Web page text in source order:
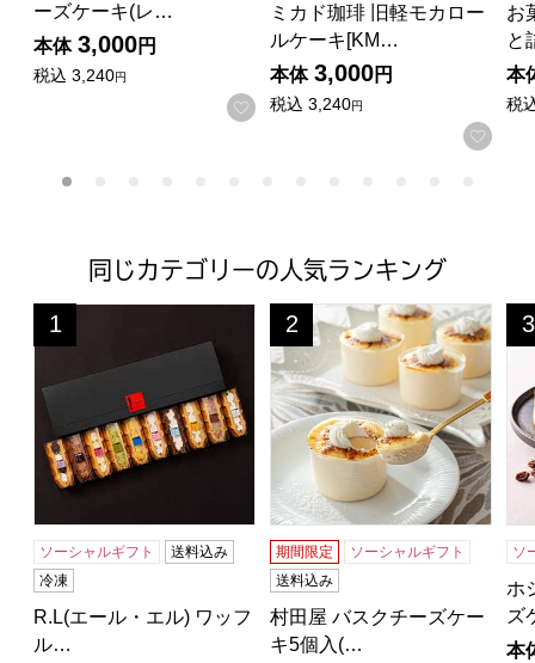
ーズケーキ(レ…
本体 3,000円
税込 3,240円
お気に入りに登録する
ミカド珈琲 旧軽モカロー
ルケーキ[KM…
本体 3,000円
税込 3,240円
お気
お
と
本
税
同じカテゴリーの人気ランキング
R.L(エール・エル) ワッフルケーキ10個セット【おいしい
1
位
ソーシャルギフト
送料込み
冷凍
R.L(エール・エル) ワッフ
ル…
村田屋 バスクチーズケーキ5
2
位
期間限定
ソーシャルギフト
送料込み
村田屋 バスクチーズケー
キ5個入(…
3
位
ソ
ホ
ズ
本